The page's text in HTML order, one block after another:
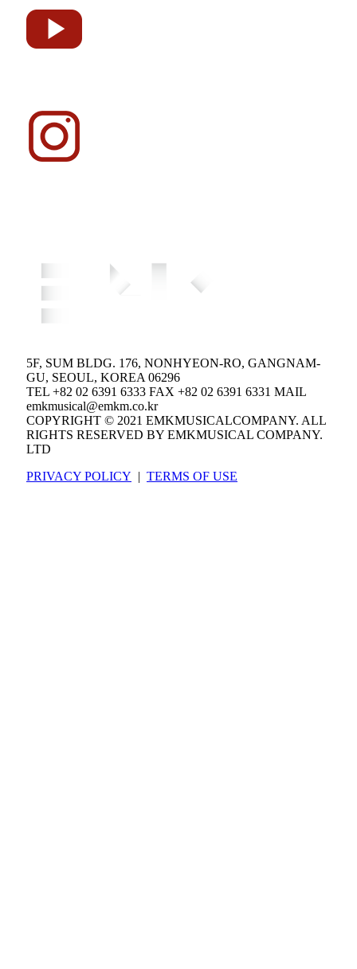
5F, SUM BLDG. 176, NONHYEON-RO, GANGNAM-
GU, SEOUL, KOREA 06296
TEL +82 02 6391 6333 FAX +82 02 6391 6331 MAIL
emkmusical@emkm.co.kr
COPYRIGHT © 2021 EMKMUSICALCOMPANY. ALL
RIGHTS RESERVED BY EMKMUSICAL COMPANY.
LTD
PRIVACY POLICY | TERMS OF USE